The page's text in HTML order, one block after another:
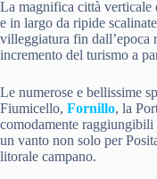
La magnifica città verticale
e in largo da ripide
villeggiatura fin dall’epoca
incremento del turismo a
Le numerose e bellissime
Fiumicello, Fornillo, la
comodamente raggiungibili
un vanto non solo per
litorale campano.